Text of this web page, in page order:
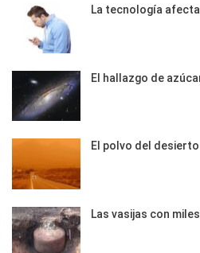
La tecnología
El hallazgo de
El polvo del
Las vasijas con